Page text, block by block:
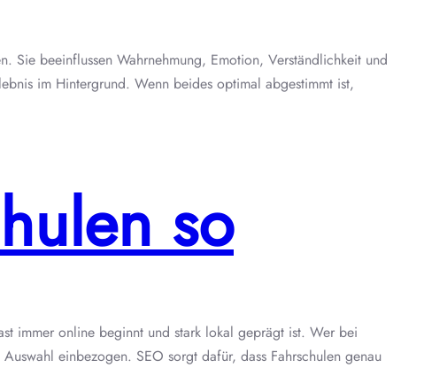
Sie beeinflussen Wahrnehmung, Emotion, Verständlichkeit und
im Hintergrund. Wenn beides optimal abgestimmt ist,
so
immer online beginnt und stark lokal geprägt ist. Wer bei
einbezogen. SEO sorgt dafür, dass Fahrschulen genau